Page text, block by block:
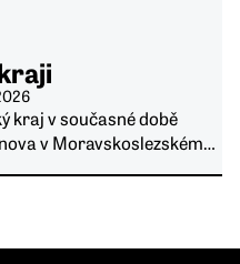
kraj v současné době
v Moravskoslezském…